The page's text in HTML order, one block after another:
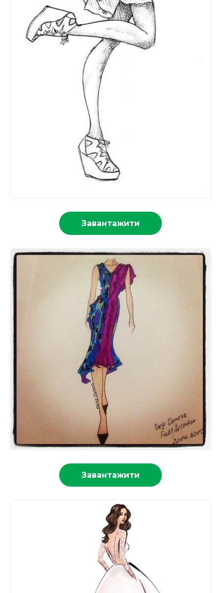
Завантажити
Завантажити